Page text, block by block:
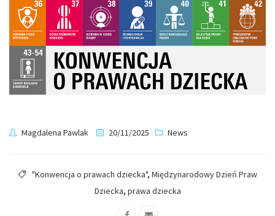
Magdalena Pawlak 20/11/2025 News
"Konwencja o prawach dziecka", Międzynarodowy Dzień Praw
Dziecka, prawa dziecka